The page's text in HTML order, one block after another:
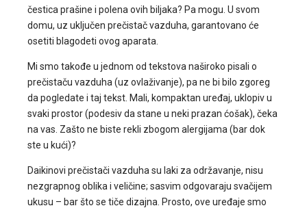
čestica prašine i polena ovih biljaka? Pa mogu. U svom
domu, uz uključen prečistač vazduha, garantovano će
osetiti blagodeti ovog aparata.
Mi smo takođe u jednom od tekstova naširoko pisali o
prečistaču vazduha (uz ovlaživanje), pa ne bi bilo zgoreg
da pogledate i taj tekst. Mali, kompaktan uređaj, uklopiv u
svaki prostor (podesiv da stane u neki prazan ćošak), čeka
na vas. Zašto ne biste rekli zbogom alergijama (bar dok
ste u kući)?
Daikinovi prečistači vazduha su laki za održavanje, nisu
nezgrapnog oblika i veličine; sasvim odgovaraju svačijem
ukusu – bar što se tiče dizajna. Prosto, ove uređaje smo